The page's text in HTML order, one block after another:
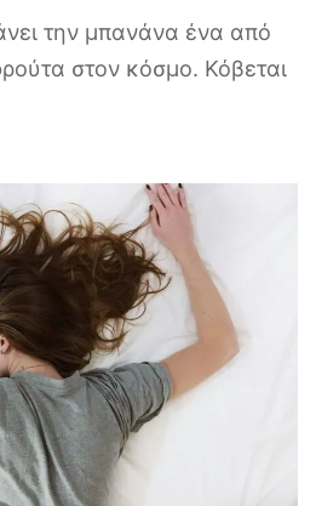
την μπανάνα ένα από
στον κόσμο. Κόβεται